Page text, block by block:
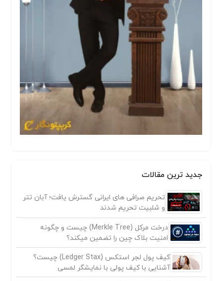
جدید ترین مقالات
تحریم صرافی های ایرانی گسترش یافت؛ آبان تتر
و شلبیت تحریم شدند
درخت مرکل (Merkle Tree) چیست و چگونه
امنیت بلاک چین را تضمین میکند؟
کیف پول لجر استکس (Ledger Stax) چیست؟
آشنایی با کیف پولی با نمایشگر لمسی